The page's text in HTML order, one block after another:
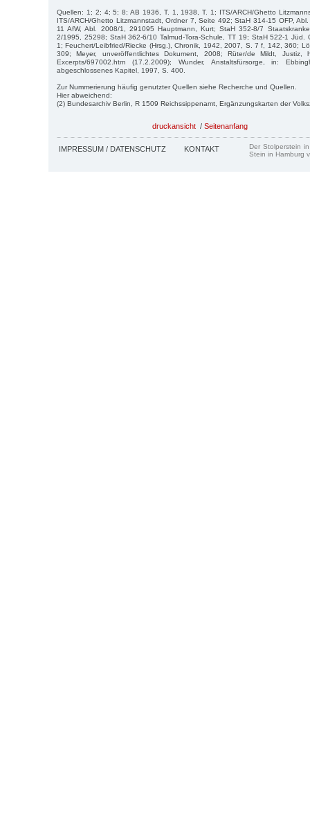
Quellen: 1; 2; 4; 5; 8; AB 1936, T. 1, 1938, T. 1; ITS/ARCH/Ghetto
ITS/ARCH/Ghetto Litzmannstadt, Ordner 7, Seite 492; StaH 314-15 OFP,
11 AfW, Abl. 2008/1, 291095 Hauptmann, Kurt; StaH 352-8/7
2/1995, 25298; StaH 362-6/10 Talmud-Tora-Schule, TT 19; StaH 522-1
1; Feuchert/Leibfried/Riecke (Hrsg.), Chronik, 1942, 2007, S. 7 f, 142, 360;
309; Meyer, unveröffentlichtes Dokument, 2008; Rüter/de Mildt, Justiz,
Excerpts/697002.htm (17.2.2009); Wunder, Anstaltsfürsorge, in:
abgeschlossenes Kapitel, 1997, S. 400.
Zur Nummerierung häufig genutzter Quellen siehe Recherche und Quellen.
Hier abweichend:
(2) Bundesarchiv Berlin, R 1509 Reichssippenamt, Ergänzungskarten der
druckansicht / Seitenanfang
IMPRESSUM / DATENSCHUTZ KONTAKT
Der Stolperstein
Stein in Hamburg